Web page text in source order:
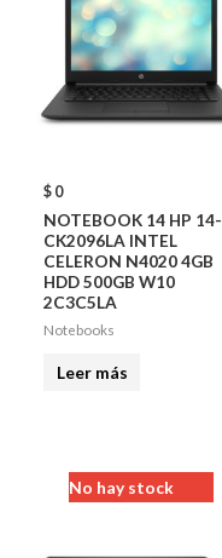
$ 0
NOTEBOOK 14 HP 14-
CK2096LA INTEL
CELERON N4020 4GB
HDD 500GB W10
2C3C5LA
Notebooks
Leer más
No hay stock
Original
price
was:
Current
price
is: